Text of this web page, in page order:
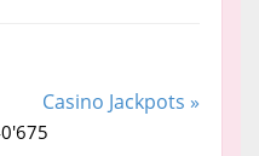
Casino Jackpots »